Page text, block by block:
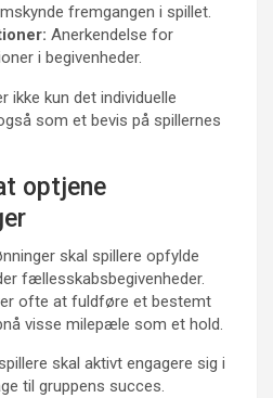
fremgangen i spillet.
Anerkendelse for
i begivenheder.
ikke kun det individuelle
som et bevis på spillernes
optjene
skal spillere opfylde
fællesskabsbegivenheder.
ofte at fuldføre et bestemt
visse milepæle som et hold.
skal aktivt engagere sig i
til gruppens succes.